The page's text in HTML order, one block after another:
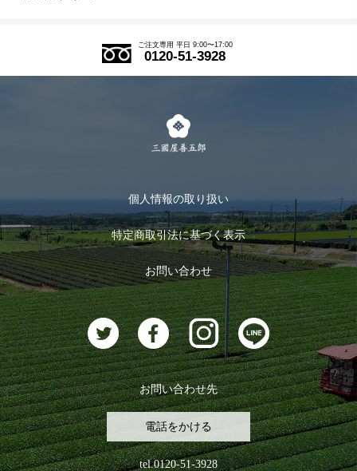
式部の香りシリーズ
お茶のギフト
おすすめのお茶
お茶に合うスイーツ
ログイン
ログアウト
ご注文専用 平日 9:00〜17:00
0120-51-3928
個人情報の取り扱い
特定商取引法に基づく表示
お問い合わせ
お問い合わせ先
電話をかける
tel.0120-51-3928